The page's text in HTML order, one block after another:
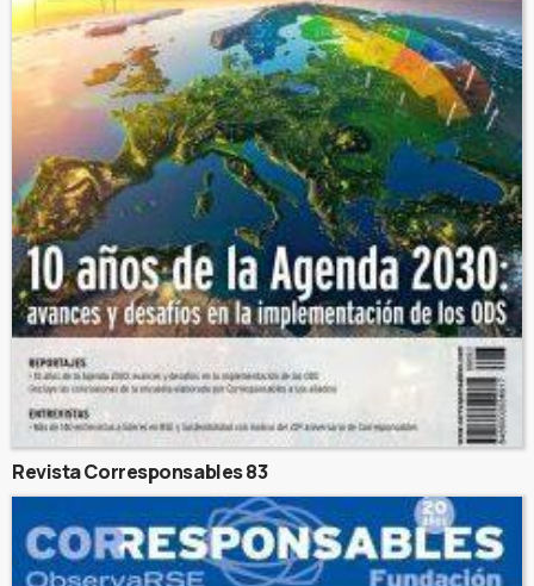
Revista Corresponsables 83